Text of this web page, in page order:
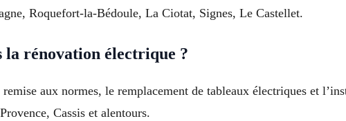
Roquefort-la-Bédoule, La Ciotat, Signes, Le Castellet.
la rénovation électrique ?
aux normes, le remplacement de tableaux électriques et
Cassis et alentours.